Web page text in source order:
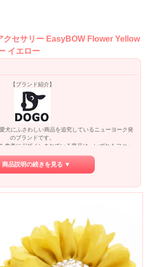
クセサリー EasyBOW Flower Yellow
イエロー
【ブランド紹介】
犬にふさわしい商品を追究しているニューヨーク発
のブランドです。
参考にデザインされている商品は、いずれもファッ
つ丈夫な仕上がりとなっております。
た商品をリーズナブルな価格でご提供しております
ける犬用アクセサリーです。
商品は全てDOGOより正規に直輸入してご提供して
。
品説明の続きを見る ▼